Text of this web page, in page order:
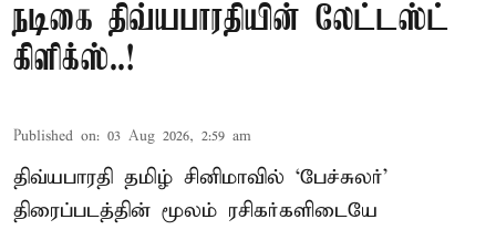
நடிகை திவ்யபாரதியின் லேட்டஸ்ட்
கிளிக்ஸ்..!
Published on: 03 Aug 2026, 2:59 am
திவ்யபாரதி தமிழ் சினிமாவில் ‘பேச்சுலர்’
திரைப்படத்தின் மூலம் ரசிகர்களிடையே